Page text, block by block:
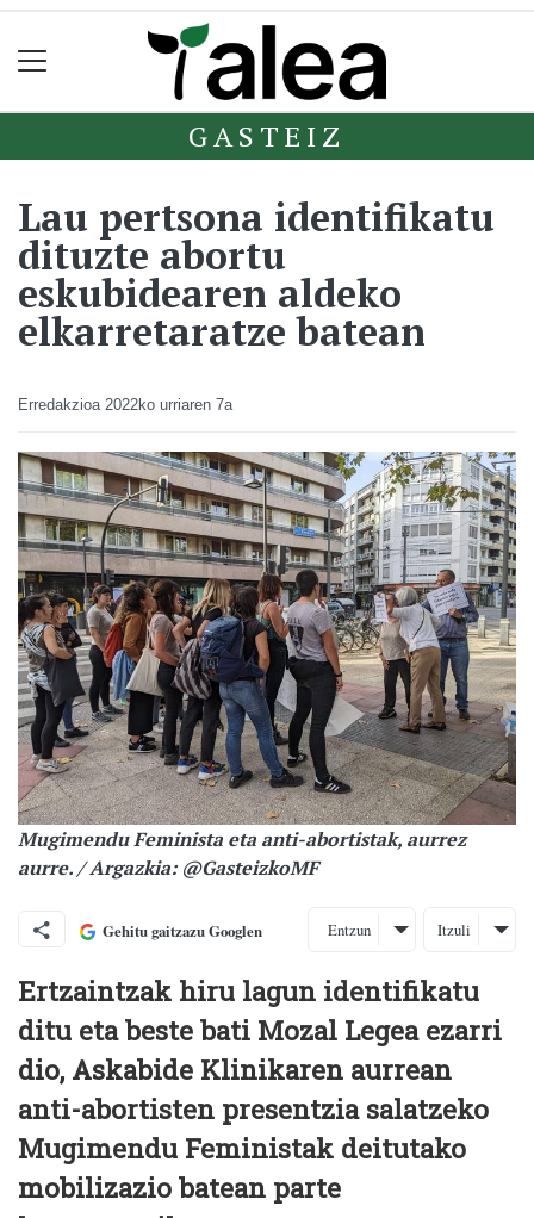
GASTEIZ
Lau pertsona identifikatu
dituzte abortu
eskubidearen aldeko
elkarretaratze batean
Erredakzioa 2022ko urriaren 7a
Mugimendu Feminista eta anti-abortistak, aurrez
aurre. / Argazkia: @GasteizkoMF
Gehitu gaitzazu Googlen Entzun Itzuli
Ertzaintzak hiru lagun identifikatu
ditu eta beste bati Mozal Legea ezarri
dio, Askabide Klinikaren aurrean
anti-abortisten presentzia salatzeko
Mugimendu Feministak deitutako
mobilizazio batean parte